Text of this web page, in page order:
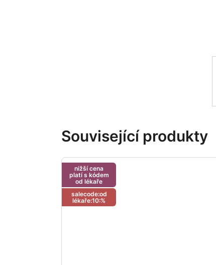
Související produkty
nižší cena
platí s kódem
od lékaře
salecode:od
lékaře:10:%